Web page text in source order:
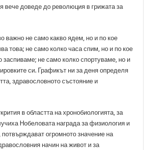
вече доведе до революция в грижата за
важно не само какво ядем, но и по кое
това; не само колко часа спим, но и по кое
не само колко спортуваме, но и
си. Графикът ни за деня определя
здравословното състояние и
в областта на хронобиологията, за
Нобеловата награда за физиология и
потвърждават огромното значение на
начин на живот и за